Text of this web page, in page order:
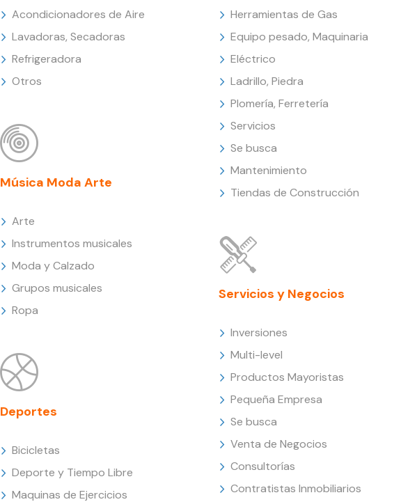
Acondicionadores de Aire
Lavadoras, Secadoras
Refrigeradora
Otros
Música Moda Arte
Arte
Instrumentos musicales
Moda y Calzado
Grupos musicales
Ropa
Deportes
Bicicletas
Deporte y Tiempo Libre
Maquinas de Ejercicios
Herramientas de Gas
Equipo pesado, Maquinaria
Eléctrico
Ladrillo, Piedra
Plomería, Ferretería
Servicios
Se busca
Mantenimiento
Tiendas de Construcción
Servicios y Negocios
Inversiones
Multi-level
Productos Mayoristas
Pequeña Empresa
Se busca
Venta de Negocios
Consultorías
Contratistas Inmobiliarios